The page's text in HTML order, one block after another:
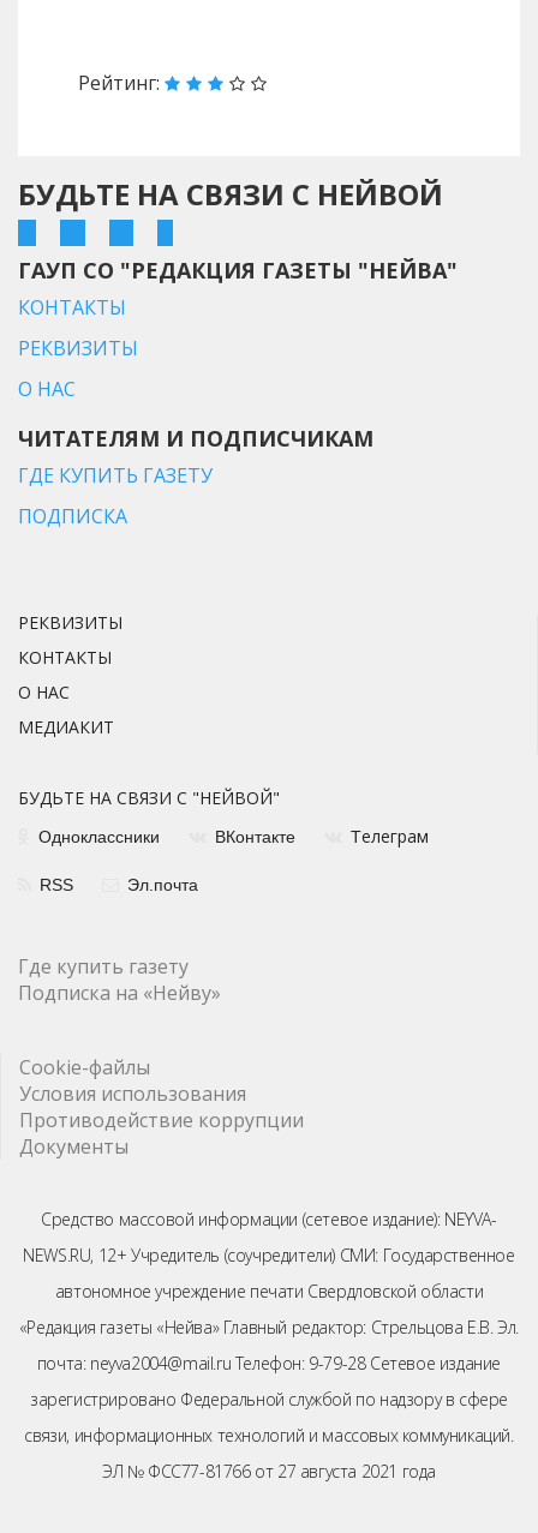
Рейтинг:
БУДЬТЕ НА СВЯЗИ С НЕЙВОЙ
ГАУП СО "РЕДАКЦИЯ ГАЗЕТЫ "НЕЙВА"
КОНТАКТЫ
РЕКВИЗИТЫ
О НАС
ЧИТАТЕЛЯМ И ПОДПИСЧИКАМ
ГДЕ КУПИТЬ ГАЗЕТУ
ПОДПИСКА
РЕКВИЗИТЫ
КОНТАКТЫ
О НАС
МЕДИАКИТ
БУДЬТЕ НА СВЯЗИ С "НЕЙВОЙ"
Одноклассники ВКонтакте Телеграм
RSS Эл.почта
Где купить газету
Подписка на «Нейву»
Cookie-файлы
Условия использования
Противодействие коррупции
Документы
Средство массовой информации (сетевое издание): NEYVA-
NEWS.RU, 12+ Учредитель (соучредители) СМИ: Государственное
автономное учреждение печати Свердловской области
«Редакция газеты «Нейва» Главный редактор: Стрельцова Е.В. Эл.
почта: neyva2004@mail.ru Телефон: 9-79-28 Сетевое издание
зарегистрировано Федеральной службой по надзору в сфере
связи, информационных технологий и массовых коммуникаций.
ЭЛ № ФСС77-81766 от 27 августа 2021 года